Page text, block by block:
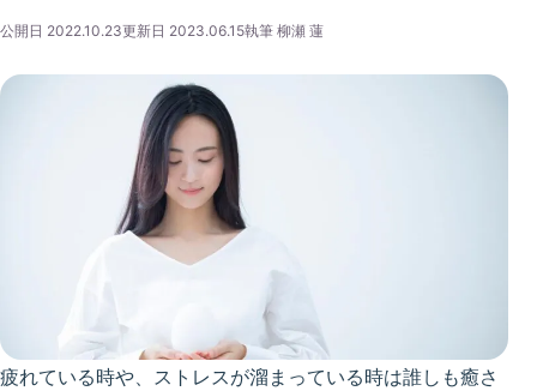
公開日 2022.10.23更新日 2023.06.15執筆 柳瀬 蓮
疲れている時や、ストレスが溜まっている時は誰しも癒さ